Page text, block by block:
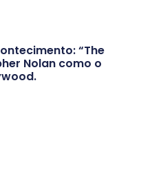
“The
Nolan como o